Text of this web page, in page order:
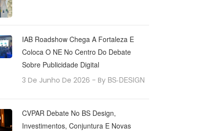
IAB Roadshow Chega A Fortaleza E
Coloca O NE No Centro Do Debate
Sobre Publicidade Digital
3 De Junho De 2026 - By BS-DESIGN
CVPAR Debate No BS Design,
Investimentos, Conjuntura E Novas